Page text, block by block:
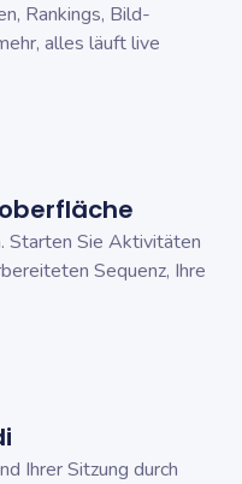
Rankings, Bild-
alles läuft live
Starten Sie Aktivitäten
Sequenz, Ihre
Ihrer Sitzung durch